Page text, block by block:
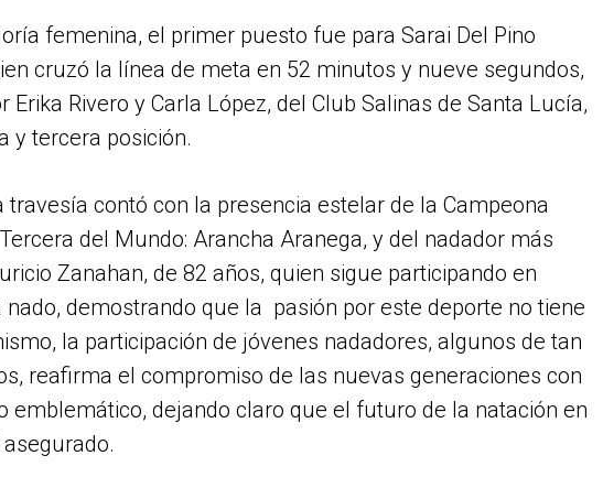
femenina, el primer puesto fue para Sarai Del Pino
cruzó la línea de meta en 52 minutos y nueve segundos,
Erika Rivero y Carla López, del Club Salinas de Santa Lucía,
y tercera posición.
travesía contó con la presencia estelar de la Campeona
del Mundo: Arancha Aranega, y del nadador más
Zanahan, de 82 años, quien sigue participando en
nado, demostrando que la pasión por este deporte no tiene
la participación de jóvenes nadadores, algunos de tan
reafirma el compromiso de las nuevas generaciones con
emblemático, dejando claro que el futuro de la natación en